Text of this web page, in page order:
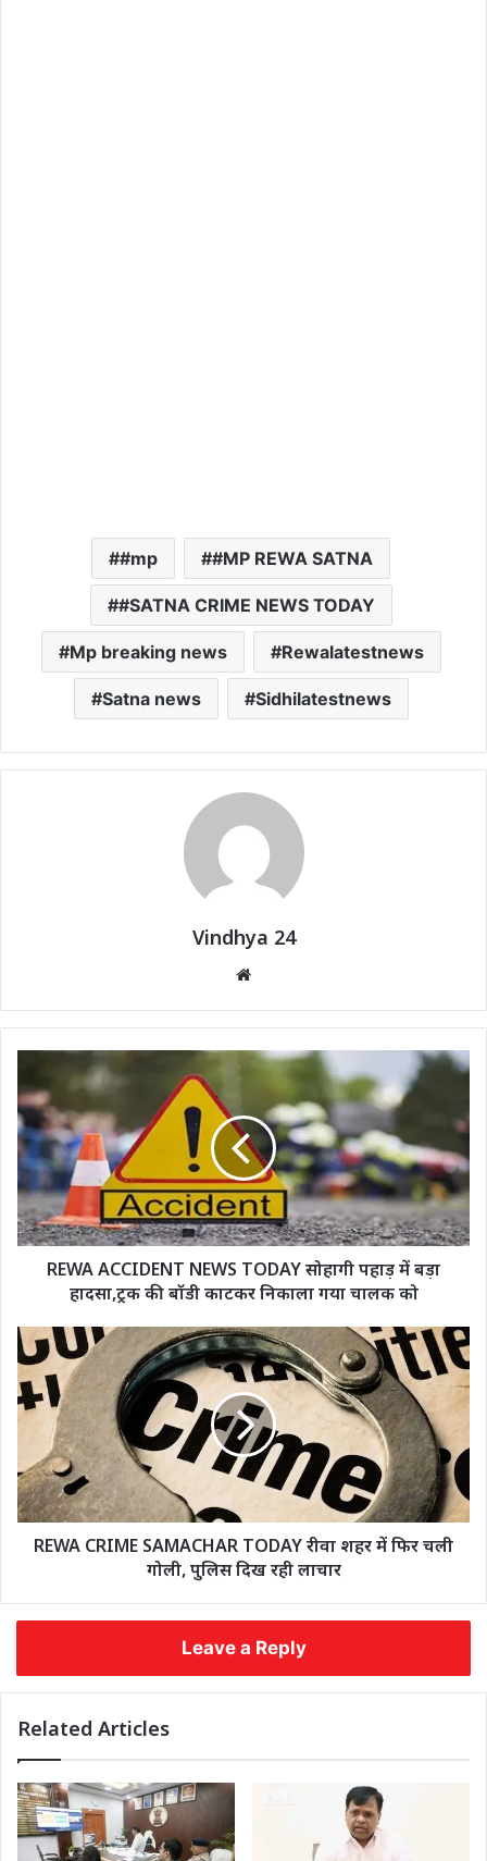
#mp #MP REWA SATNA
#SATNA CRIME NEWS TODAY
Mp breaking news Rewalatestnews
Satna news Sidhilatestnews
Vindhya 24
REWA ACCIDENT NEWS TODAY सोहागी पहाड़ में बड़ा
हादसा,ट्रक की बॉडी काटकर निकाला गया चालक को
REWA CRIME SAMACHAR TODAY रीवा शहर में फिर चली
गोली, पुलिस दिख रही लाचार
Leave a Reply
Related Articles